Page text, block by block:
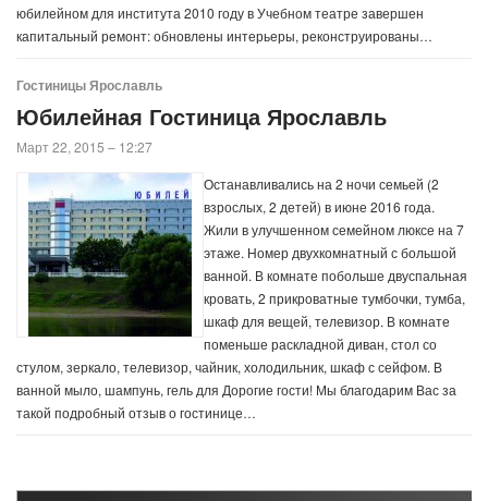
юбилейном для института 2010 году в Учебном театре завершен
капитальный ремонт: обновлены интерьеры, реконструированы…
Гостиницы Ярославль
Юбилейная Гостиница Ярославль
Март 22, 2015 – 12:27
Останавливались на 2 ночи семьей (2
взрослых, 2 детей) в июне 2016 года.
Жили в улучшенном семейном люксе на 7
этаже. Номер двухкомнатный с большой
ванной. В комнате побольше двуспальная
кровать, 2 прикроватные тумбочки, тумба,
шкаф для вещей, телевизор. В комнате
поменьше раскладной диван, стол со
стулом, зеркало, телевизор, чайник, холодильник, шкаф с сейфом. В
ванной мыло, шампунь, гель для Дорогие гости! Мы благодарим Вас за
такой подробный отзыв о гостинице…